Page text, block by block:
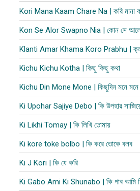
Kori Mana Kaam Chare Na | করি মানা
Kon Se Alor Swapno Nia | কোন সে
Klanti Amar Khama Koro Prabhu |
Kichu Kichu Kotha | কিছু কিছু কথা
Kichu Din Mone Mone | কিছুদিন মনে মনে
Ki Upohar Sajiye Debo | কি উপহার
Ki Likhi Tomay | কি লিখি তোমায়
Ki kore toke bolbo | কি করে তোকে বলব
Ki J Kori | কি যে করি
Ki Gabo Ami Ki Shunabo | কি গাব আমি